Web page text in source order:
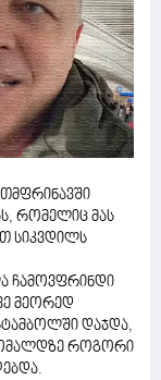
რომელიც მას
სიკვდილს
ჩამოვფრინდი
მეორედ
დაჯდა,
როგორი